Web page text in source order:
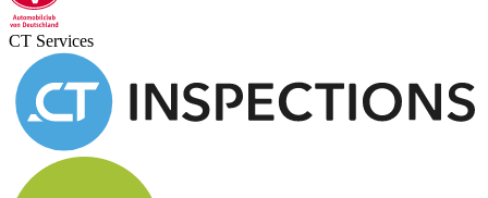
CT Services